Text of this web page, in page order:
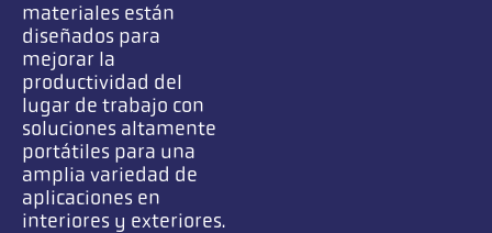
materiales están
diseñados para
mejorar la
productividad del
lugar de trabajo con
soluciones altamente
portátiles para una
amplia variedad de
aplicaciones en
interiores y exteriores.